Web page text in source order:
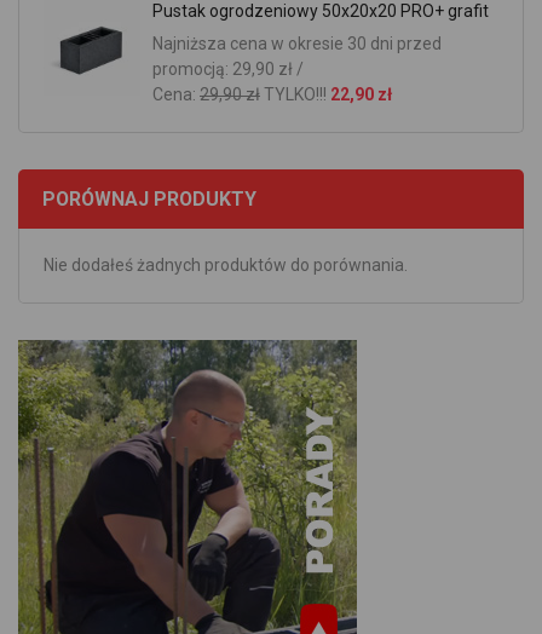
Pustak ogrodzeniowy 50x20x20 PRO+ grafit
Najniższa cena w okresie 30 dni przed
promocją: 29,90 zł /
Cena: 29,90 złTYLKO!!! 22,90 zł
PORÓWNAJ PRODUKTY
Nie dodałeś żadnych produktów do porównania.